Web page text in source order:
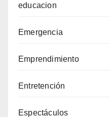
educacion
Emergencia
Emprendimiento
Entretención
Espectáculos